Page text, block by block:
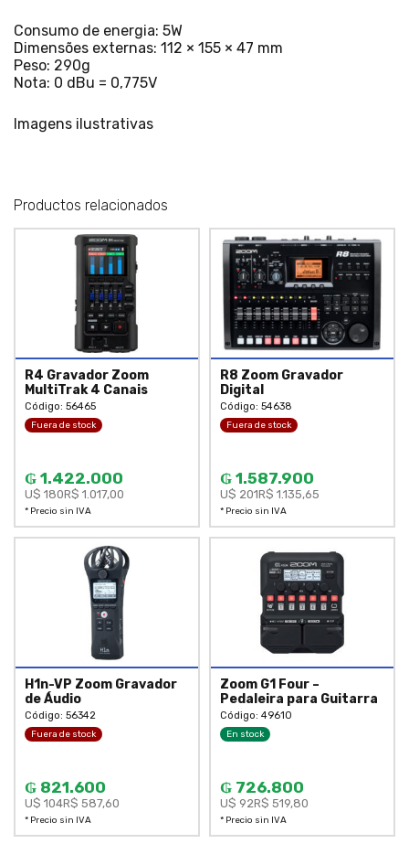
Consumo de energia: 5W
Dimensões externas: 112 × 155 × 47 mm
Peso: 290g
Nota: 0 dBu = 0,775V
Imagens ilustrativas
Productos relacionados
R4 Gravador Zoom
MultiTrak 4 Canais
Código: 56465
Fuera de stock
₲ 1.422.000
U$ 180R$ 1.017,00
* Precio sin IVA
R8 Zoom Gravador
Digital
Código: 54638
Fuera de stock
₲ 1.587.900
U$ 201R$ 1.135,65
* Precio sin IVA
H1n-VP Zoom Gravador
de Áudio
Código: 56342
Fuera de stock
₲ 821.600
U$ 104R$ 587,60
* Precio sin IVA
Zoom G1 Four –
Pedaleira para Guitarra
Código: 49610
En stock
₲ 726.800
U$ 92R$ 519,80
* Precio sin IVA